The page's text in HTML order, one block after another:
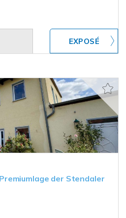
der Stendaler